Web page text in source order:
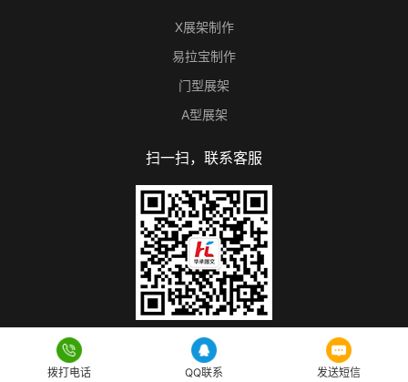
X展架制作
易拉宝制作
门型展架
A型展架
扫一扫，联系客服
营业时间：9:00-22:00 © 广州星海广告 Rights Reserved.
www.gkge.cn
拨打电话 QQ联系 发送短信